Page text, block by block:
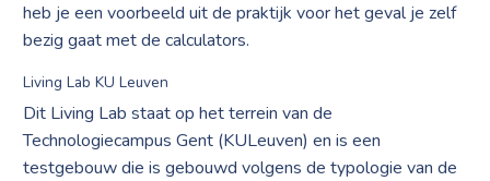
heb je een voorbeeld uit de praktijk voor het geval je zelf
bezig gaat met de calculators.
Living Lab KU Leuven
Dit Living Lab staat op het terrein van de
Technologiecampus Gent (KULeuven) en is een
testgebouw die is gebouwd volgens de typologie van de